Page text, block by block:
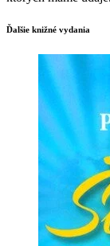
Ďalšie knižné vydania